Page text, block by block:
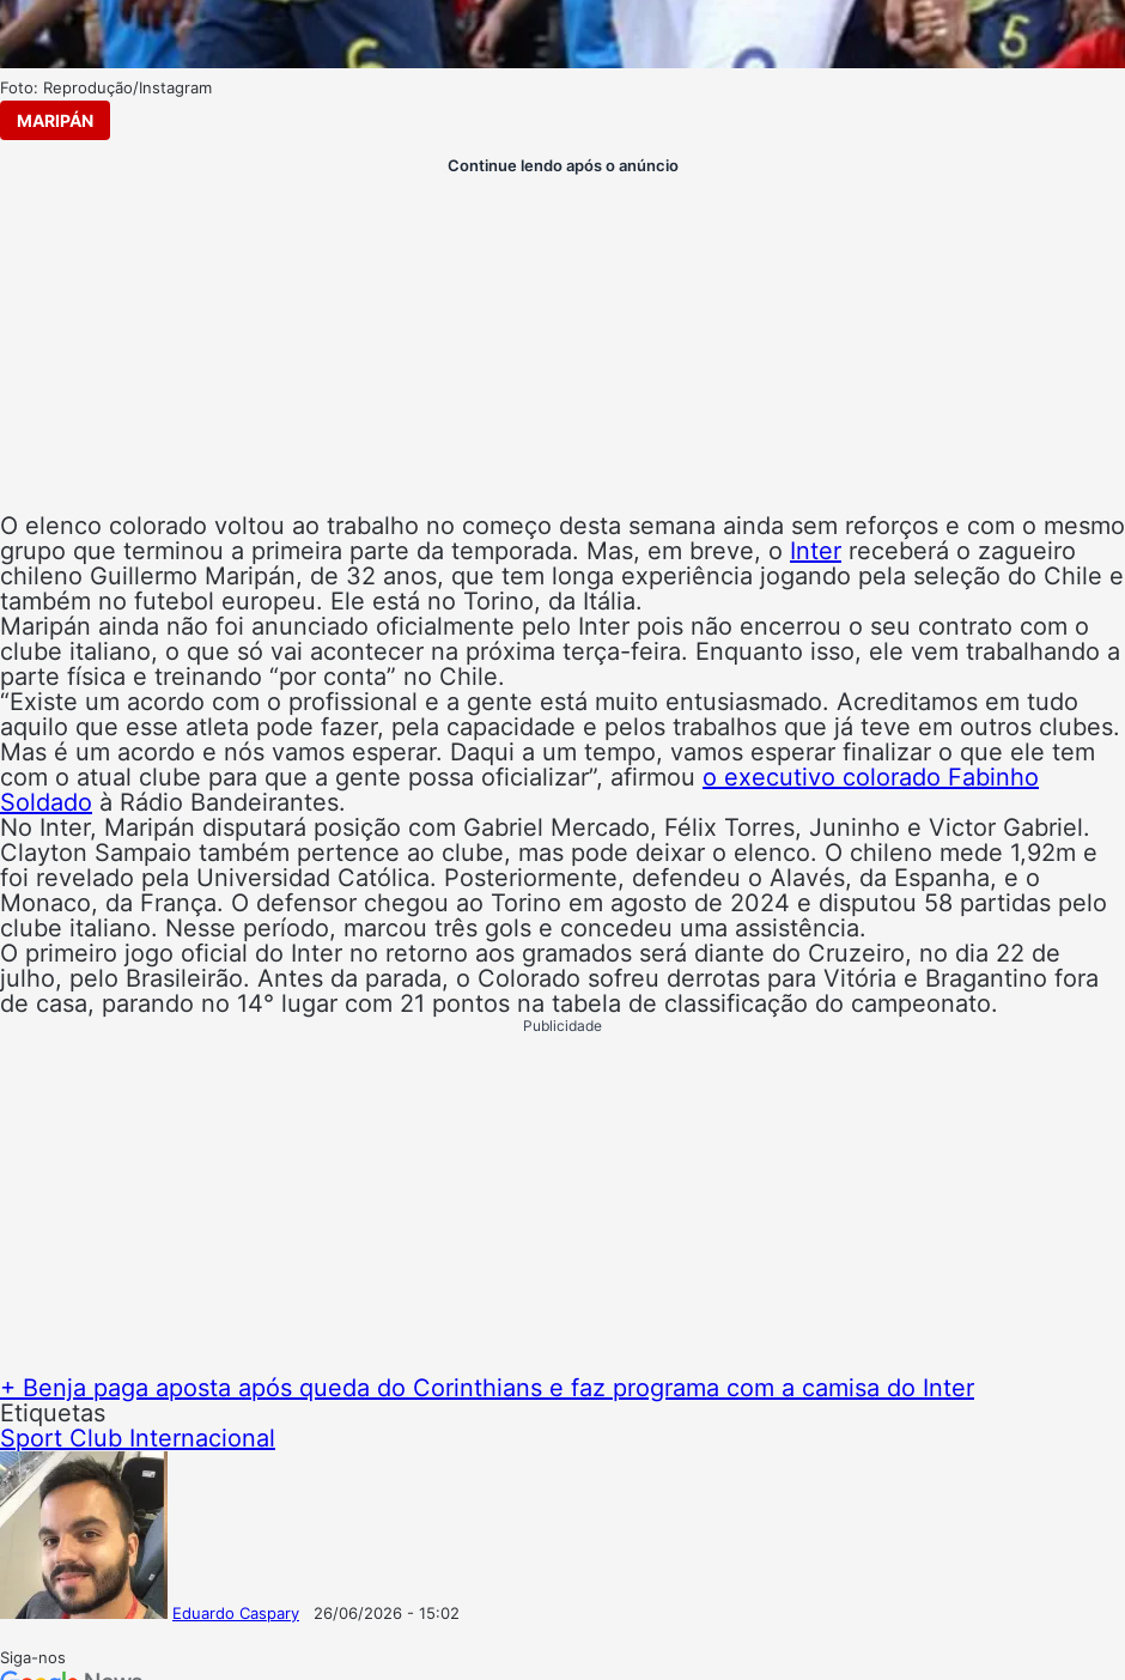
Foto: Reprodução/Instagram
MARIPÁN
Continue lendo após o anúncio
O elenco colorado voltou ao trabalho no começo desta semana ainda sem reforços e com o mesmo
grupo que terminou a primeira parte da temporada. Mas, em breve, o Inter receberá o zagueiro
chileno Guillermo Maripán, de 32 anos, que tem longa experiência jogando pela seleção do Chile e
também no futebol europeu. Ele está no Torino, da Itália.
Maripán ainda não foi anunciado oficialmente pelo Inter pois não encerrou o seu contrato com o
clube italiano, o que só vai acontecer na próxima terça-feira. Enquanto isso, ele vem trabalhando a
parte física e treinando “por conta” no Chile.
“Existe um acordo com o profissional e a gente está muito entusiasmado. Acreditamos em tudo
aquilo que esse atleta pode fazer, pela capacidade e pelos trabalhos que já teve em outros clubes.
Mas é um acordo e nós vamos esperar. Daqui a um tempo, vamos esperar finalizar o que ele tem
com o atual clube para que a gente possa oficializar”, afirmou o executivo colorado Fabinho
Soldado à Rádio Bandeirantes.
No Inter, Maripán disputará posição com Gabriel Mercado, Félix Torres, Juninho e Victor Gabriel.
Clayton Sampaio também pertence ao clube, mas pode deixar o elenco. O chileno mede 1,92m e
foi revelado pela Universidad Católica. Posteriormente, defendeu o Alavés, da Espanha, e o
Monaco, da França. O defensor chegou ao Torino em agosto de 2024 e disputou 58 partidas pelo
clube italiano. Nesse período, marcou três gols e concedeu uma assistência.
O primeiro jogo oficial do Inter no retorno aos gramados será diante do Cruzeiro, no dia 22 de
julho, pelo Brasileirão. Antes da parada, o Colorado sofreu derrotas para Vitória e Bragantino fora
de casa, parando no 14° lugar com 21 pontos na tabela de classificação do campeonato.
Publicidade
+ Benja paga aposta após queda do Corinthians e faz programa com a camisa do Inter
Etiquetas
Sport Club Internacional
Eduardo Caspary
26/06/2026 - 15:02
Siga-nos